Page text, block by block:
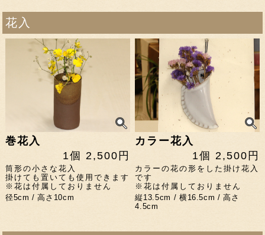
花入
巻花入
1個 2,500円
筒形の小さな花入
掛けても置いても使用できます
※花は付属しておりません
径5cm / 高さ10cm
カラー花入
1個 2,500円
カラーの花の形をした掛け花入
です
※花は付属しておりません
縦13.5cm / 横16.5cm / 高さ
4.5cm